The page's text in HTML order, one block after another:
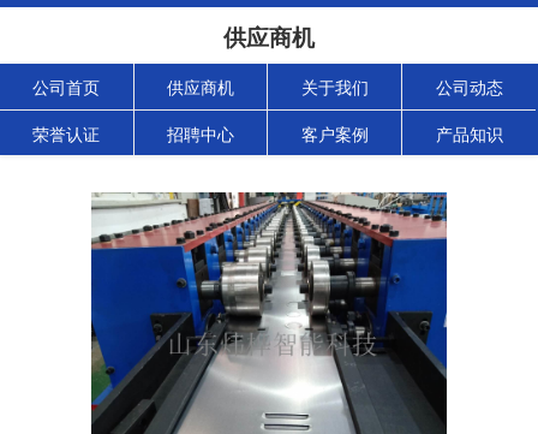
供应商机
公司首页 供应商机 关于我们 公司动态
荣誉认证 招聘中心 客户案例 产品知识